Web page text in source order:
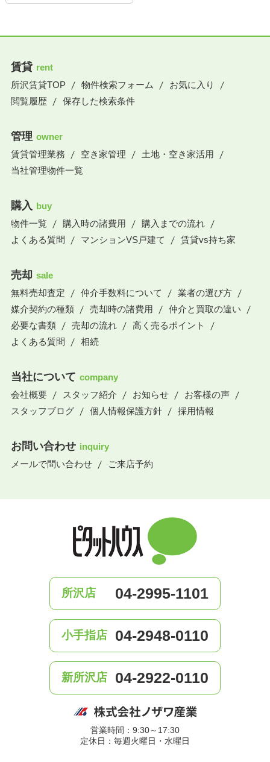
賃貸 rent
所沢賃貸TOP
物件検索フォーム
お気に入り
閲覧履歴
保存した検索条件
管理 owner
賃貸管理業務
空き家管理
土地・空き家活用
当社管理物件一覧
購入 buy
物件一覧
購入時の諸費用
購入までの流れ
よくある質問
マンションVS戸建て 賃貸vs持ち家
売却 sale
無料売却査定
仲介手数料について
業者の選び方
媒介契約の種類
売却時の諸費用
仲介と買取の違い
必要な書類
売却の流れ
高く売るポイント
よくある質問
相続
当社について company
会社概要
スタッフ紹介 お知らせ
お客様の声
スタッフブログ
個人情報保護方針 採用情報
お問い合わせ inquiry
メールで問い合わせ
ご来店予約
所沢店 04-2995-1101
小手指店 04-2948-0110
新所沢店 04-2922-0110
営業時間：9:30～17:30
定休日：毎週火曜日・水曜日